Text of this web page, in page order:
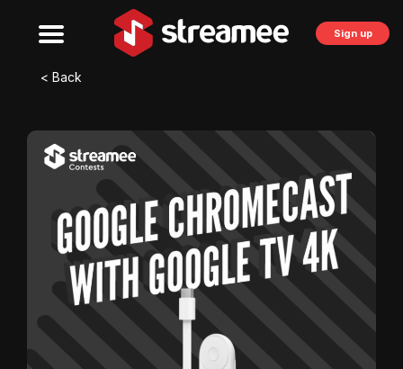
Sign up
< Back